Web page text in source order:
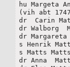
hu Margeta
(vih abt
dr  Carin
dr Walborg
dr
s Henrik
s Matts
dr Anna